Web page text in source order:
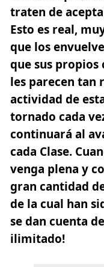
traten de
Esto es real,
que los
que sus
les parecen tan
actividad de
tornado cada
continuará al
cada Clase.
venga plena y
gran cantidad
de la cual han
se dan cuenta
ilimitado!